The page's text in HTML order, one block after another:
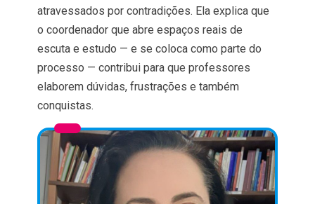
atravessados por contradições. Ela explica que
o coordenador que abre espaços reais de
escuta e estudo — e se coloca como parte do
processo — contribui para que professores
elaborem dúvidas, frustrações e também
conquistas.